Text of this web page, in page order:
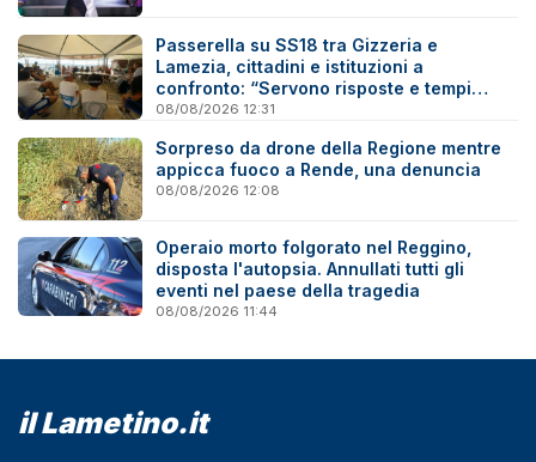
Passerella su SS18 tra Gizzeria e
Lamezia, cittadini e istituzioni a
confronto: “Servono risposte e tempi
certi”
08/08/2026 12:31
Sorpreso da drone della Regione mentre
appicca fuoco a Rende, una denuncia
08/08/2026 12:08
Operaio morto folgorato nel Reggino,
disposta l'autopsia. Annullati tutti gli
eventi nel paese della tragedia
08/08/2026 11:44
il Lametino.it